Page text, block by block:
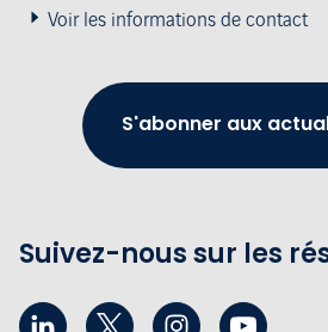
Voir les informations de contact
S'abonner aux
Suivez-nous sur les